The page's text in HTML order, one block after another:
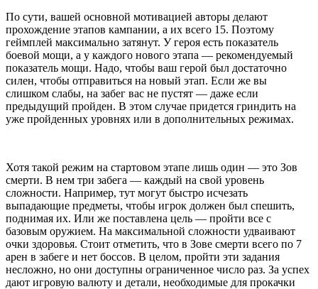
По сути, вашей основной мотивацией авторы делают
прохождение этапов кампании, а их всего 15. Поэтому
геймплей максимально затянут. У героя есть показатель
боевой мощи, а у каждого нового этапа — рекомендуемый
показатель мощи. Надо, чтобы ваш герой был достаточно
силен, чтобы отправиться на новый этап. Если же вы
слишком слабы, на забег вас не пустят — даже если
предыдущий пройден. В этом случае придется гриндить на
уже пройденных уровнях или в дополнительных режимах.
Хотя такой режим на стартовом этапе лишь один — это Зов
смерти. В нем три забега — каждый на свой уровень
сложности. Например, тут могут быстро исчезать
выпадающие предметы, чтобы игрок должен был спешить,
поднимая их. Или же поставлена цель — пройти все с
базовым оружием. На максимальной сложности удваивают
очки здоровья. Стоит отметить, что в Зове смерти всего по 7
арен в забеге и нет боссов. В целом, пройти эти задания
несложно, но они доступны ограниченное число раз. За успех
дают игровую валюту и детали, необходимые для прокачки